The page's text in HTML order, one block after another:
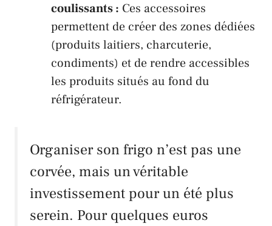
coulissants : Ces accessoires
permettent de créer des zones dédiées
(produits laitiers, charcuterie,
condiments) et de rendre accessibles
les produits situés au fond du
réfrigérateur.
Organiser son frigo n’est pas une
corvée, mais un véritable
investissement pour un été plus
serein. Pour quelques euros